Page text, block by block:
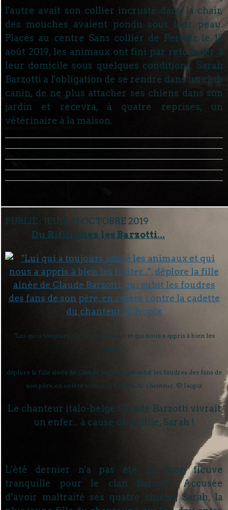
l'autre avait son collier incrusté dans la chair,
des mouches avaient pondu sous leur peau.
Placés au centre Sans collier de Perwez le 12
août 2019, les animaux ont fini par retourner à
leur domicile sous quelques conditions. Sarah
Barzotti a l'obligation de se rendre dans un club
canin, de ne plus attacher ses chiens dans son
jardin et recevra, à quatre reprises, un
vétérinaire à la maison.
PUBLIÉ : JEUDI 31 OCTOBRE 2019
Du Rififi chez les Barzotti...
"Lui qui a toujours adoré les animaux et qui nous a appris à bien les
traiter...",
déplore la fille aînée de Claude Barzotti, qui subit les foudres des fans de
son père, en colère contre la cadette du chanteur. © Isopix
Le chanteur italo-belge Claude Barzotti vivrait
un enfer... à cause de sa fille, Sarah !
L'été dernier n'a pas été un long fleuve
tranquille pour le clan Barzotti. Accusée
d’avoir maltraité ses quatre chiens, Sarah, la